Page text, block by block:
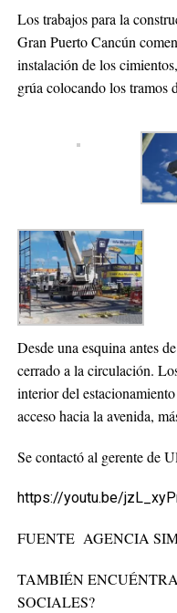
Los trabajos para la
Gran Puerto Cancún
instalación de los
grúa colocando los tramos
Desde una esquina antes
cerrado a la circulación.
interior del
acceso hacia la avenida,
Se contactó al gerente de
https://youtu.be/
FUENTE AGENCIA
TAMBIÉN
SOCIALES?